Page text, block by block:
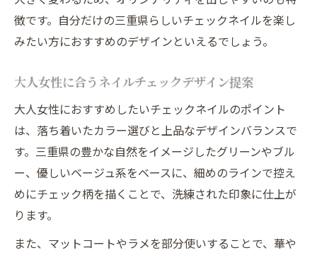
ネイルで楽しむ三重県の大人チェックデザ
イン
大人可愛いチェックネイルで印象チェンジ
自分に似合うチェックネイルを見つける秘訣
自分に合うネイルチェック柄の見極め方
三重県のサロン流チェックネイル選びの極
意
自分の肌色に似合うチェックネイル提案
術
徴です。自分だけの三重県らしいチェックネイルを楽し
みたい方におすすめのデザインといえるでしょう。
大人女性に合うネイルチェックデザイン提案
大人女性におすすめしたいチェックネイルのポイント
は、落ち着いたカラー選びと上品なデザインバランスで
す。三重県の豊かな自然をイメージしたグリーンやブル
ー、優しいベージュ系をベースに、細めのラインで控え
めにチェック柄を描くことで、洗練された印象に仕上が
ります。
また、マットコートやラメを部分使いすることで、華や